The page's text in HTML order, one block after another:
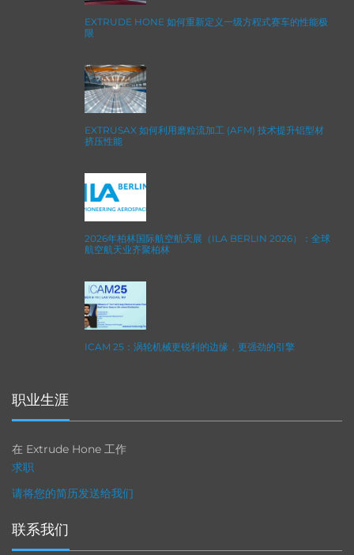
EXTRUDE HONE 如何重新定义一级方程式赛车的性能极
限
EXTRUSAX 如何利用磨粒流加工 (AFM) 技术提升铝型材
挤压性能
2026年柏林国际航空航天展（ILA BERLIN 2026）：全球
航空航天业齐聚柏林
ICAM 25：涡轮机械更锐利的边缘，更强劲的引擎
职业生涯
在 Extrude Hone 工作
求职
请将您的简历发送给我们
联系我们